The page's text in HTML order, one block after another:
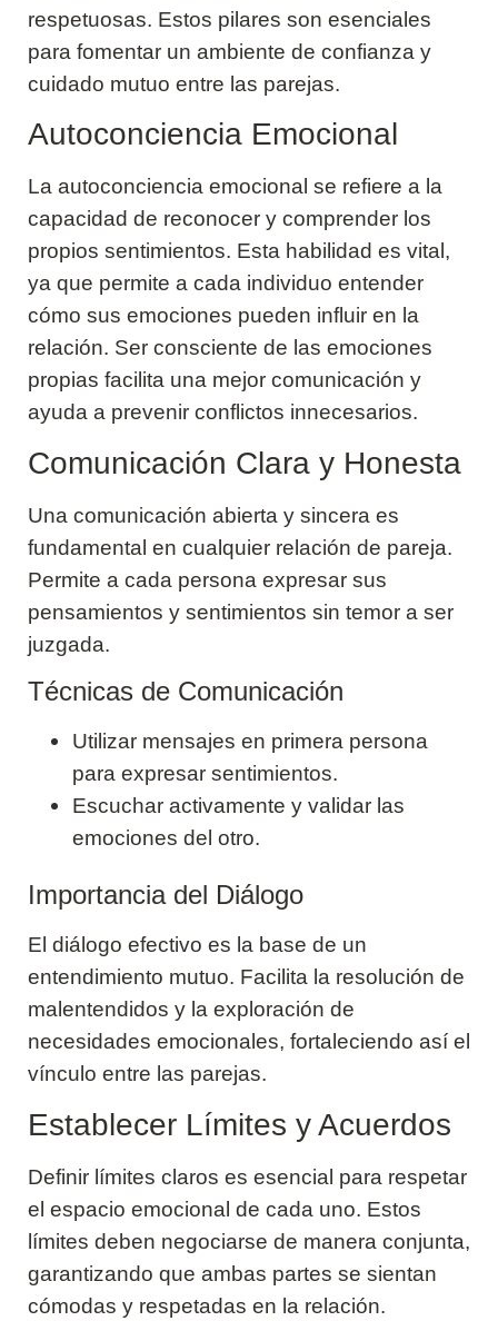
respetuosas. Estos pilares son esenciales
para fomentar un ambiente de confianza y
cuidado mutuo entre las parejas.
Autoconciencia Emocional
La autoconciencia emocional se refiere a la
capacidad de reconocer y comprender los
propios sentimientos. Esta habilidad es vital,
ya que permite a cada individuo entender
cómo sus emociones pueden influir en la
relación. Ser consciente de las emociones
propias facilita una mejor comunicación y
ayuda a prevenir conflictos innecesarios.
Comunicación Clara y Honesta
Una comunicación abierta y sincera es
fundamental en cualquier relación de pareja.
Permite a cada persona expresar sus
pensamientos y sentimientos sin temor a ser
juzgada.
Técnicas de Comunicación
Utilizar mensajes en primera persona
para expresar sentimientos.
Escuchar activamente y validar las
emociones del otro.
Importancia del Diálogo
El diálogo efectivo es la base de un
entendimiento mutuo. Facilita la resolución de
malentendidos y la exploración de
necesidades emocionales, fortaleciendo así el
vínculo entre las parejas.
Establecer Límites y Acuerdos
Definir límites claros es esencial para respetar
el espacio emocional de cada uno. Estos
límites deben negociarse de manera conjunta,
garantizando que ambas partes se sientan
cómodas y respetadas en la relación.